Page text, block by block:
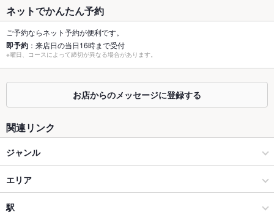
容人数
個室 なし
座敷 なし
掘りごたつ なし
カウンター なし
ソファー
テラス席
貸切
設備
ネットでかんたん予約
ご予約ならネット予約が便利です。
即予約 ：来店日の当日16時まで受付
※曜日、コースによって締切が異なる場合があります。
お店からのメッセージに登録する
関連リンク
ジャンル
和食
寿司
エリア
三越前
駅